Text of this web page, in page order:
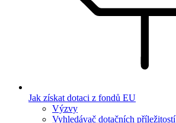
Jak získat dotaci z fondů EU
Výzvy
Vyhledávač dotačních příležitostí